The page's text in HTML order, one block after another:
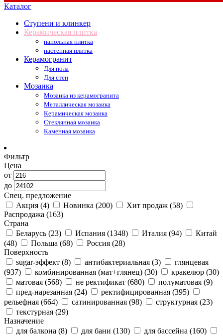
Каталог
Ступени и клинкер
Керамическая плитка
напольная плитка
настенная плитка
Керамогранит
Для пола
Для стен
Мозаика
Мозаика из керамогранита
Металлическая мозаика
Керамическая мозаика
Стеклянная мозаика
Каменная мозаика
Фильтр
Цена
от
до
Спец. предложение
Акция (4) Новинка (200) Хит продаж (58)
Распродажа (163)
Страна
Беларусь (23) Испания (1348) Италия (94)
Китай
(48)
Польша (68) Россия (28)
Поверхность
sugar-эффект (8) антибактериальная (3)
глянцевая
(937)
комбинированная (мат+глянец) (30) кракелюр (30)
матовая (568) не ректификат (680) полуматовая (9)
пред-нарезанная (24) ректифицированная (395)
рельефная (664) сатинированная (98) структурная (23)
текстурная (29)
Назначение
для балкона (8) для бани (130) для бассейна (160)